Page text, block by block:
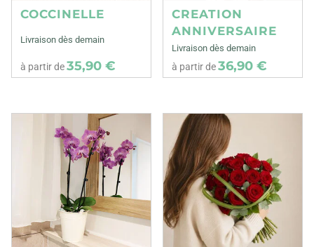
COCCINELLE
Livraison dès demain
à partir de35,90 €
CREATION
ANNIVERSAIRE
Livraison dès demain
à partir de36,90 €